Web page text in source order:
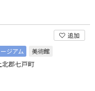
追加
ジアム
美術館
郡七戸町